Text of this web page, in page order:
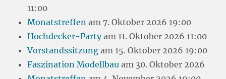
11:00
Monatstreffen am 7. Oktober 2026 19:00
Hochdecker-Partyam 11. Oktober 2026 11:00
Vorstandssitzung am 15. Oktober 2026 19:00
Faszination Modellbau am 30. Oktober 2026